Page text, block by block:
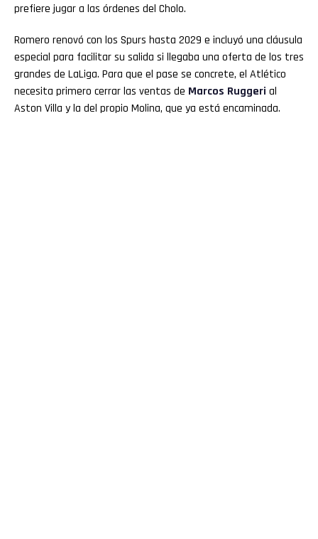
prefiere jugar a las órdenes del Cholo.
Romero renovó con los Spurs hasta 2029 e incluyó una cláusula
especial para facilitar su salida si llegaba una oferta de los tres
grandes de LaLiga. Para que el pase se concrete, el Atlético
necesita primero cerrar las ventas de Marcos Ruggeri al
Aston Villa y la del propio Molina, que ya está encaminada.